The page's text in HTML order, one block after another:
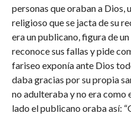
personas que oraban a Dios,
religioso que se jacta de su
era un publicano, figura de
reconoce sus fallas y pide
fariseo exponía ante Dios
daba gracias por su propia
no adulteraba y no era como
lado el publicano oraba así: